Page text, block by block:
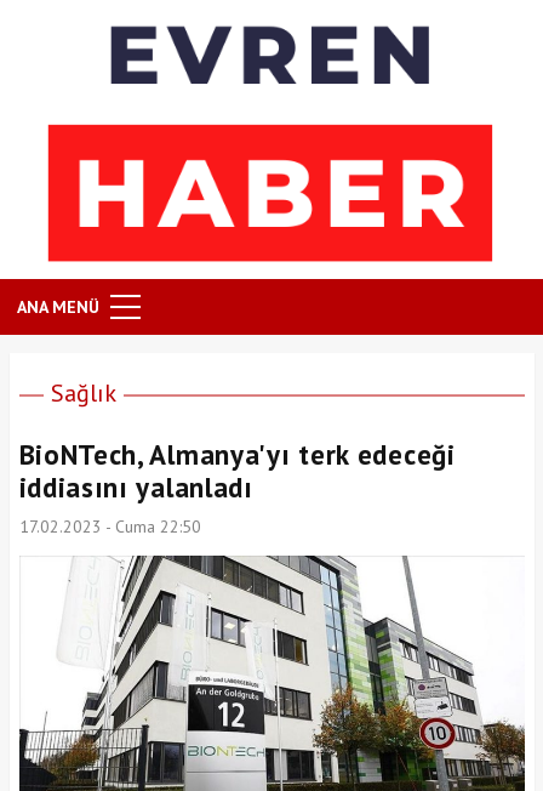
ANA MENÜ
Sağlık
BioNTech, Almanya'yı terk edeceği
iddiasını yalanladı
17.02.2023 - Cuma 22:50